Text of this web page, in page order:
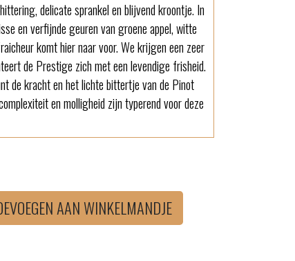
delicate sprankel en blijvend kroontje. In
en verfijnde geuren van groene appel, witte
komt hier naar voor. We krijgen een zeer
de Prestige zich met een levendige frisheid.
de kracht en het lichte bittertje van de Pinot
en molligheid zijn typerend voor deze
AAN WINKELMANDJE